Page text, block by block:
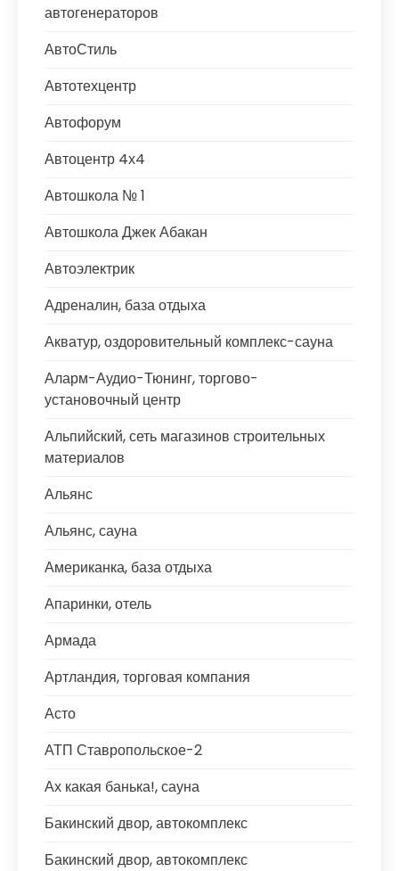
автогенераторов
АвтоСтиль
Автотехцентр
Автофорум
Автоцентр 4х4
Автошкола № 1
Автошкола Джек Абакан
Автоэлектрик
Адреналин, база отдыха
Акватур, оздоровительный комплекс-сауна
Аларм-Аудио-Тюнинг, торгово-
установочный центр
Альпийский, сеть магазинов строительных
материалов
Альянс
Альянс, сауна
Американка, база отдыха
Апаринки, отель
Армада
Артландия, торговая компания
Асто
АТП Ставропольское-2
Ах какая банька!, сауна
Бакинский двор, автокомплекс
Бакинский двор, автокомплекс